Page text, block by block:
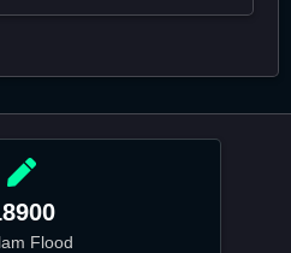
Flood